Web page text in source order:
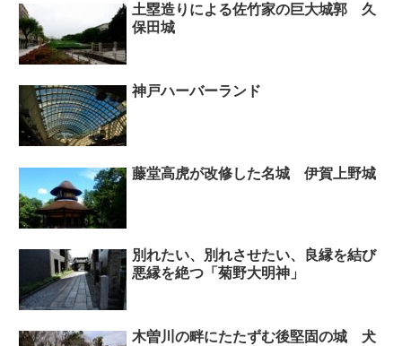
土塁造りによる佐竹家の巨大城郭 久
保田城
神戸ハーバーランド
藤堂高虎が改修した名城 伊賀上野城
別れたい、別れさせたい、良縁を結び
悪縁を絶つ「菊野大明神」
木曽川の畔にたたずむ後堅固の城 犬